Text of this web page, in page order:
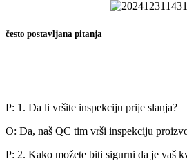
često postavljana pitanja
P: 1. Da li vršite inspekciju prije slanja?
O: Da, naš QC tim vrši inspekciju
P: 2. Kako možete biti sigurni da je vaš